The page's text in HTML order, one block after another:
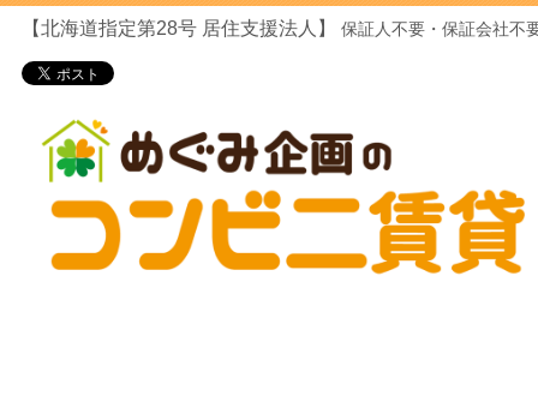
【北海道指定第28号 居住支援法人】 保証人不要・保証会社不